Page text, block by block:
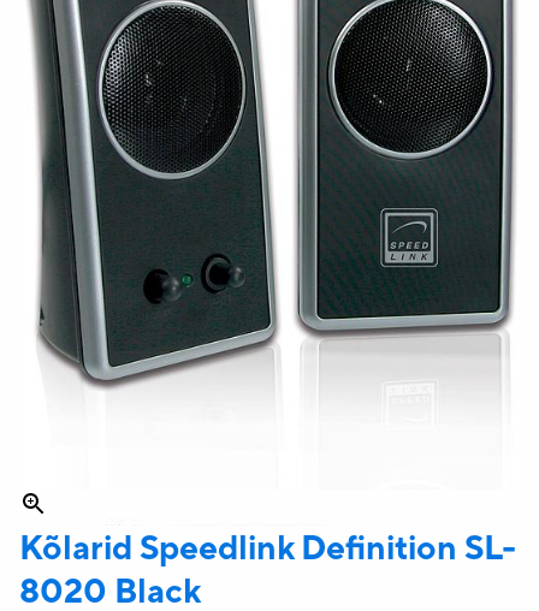
Kõlarid Speedlink Definition SL-
8020 Black